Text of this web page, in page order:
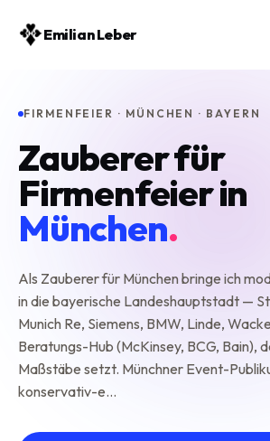
Emilian Leber
FIRMENFEIER · MÜNCHEN · BAYERN
Zauberer für
Firmenfeier in
München.
Als Zauberer für München bringe ich
in die bayerische Landeshauptstadt —
Munich Re, Siemens, BMW, Linde,
Beratungs-Hub (McKinsey, BCG, Bain),
Maßstäbe setzt. Münchner Event-
konservativ-e…